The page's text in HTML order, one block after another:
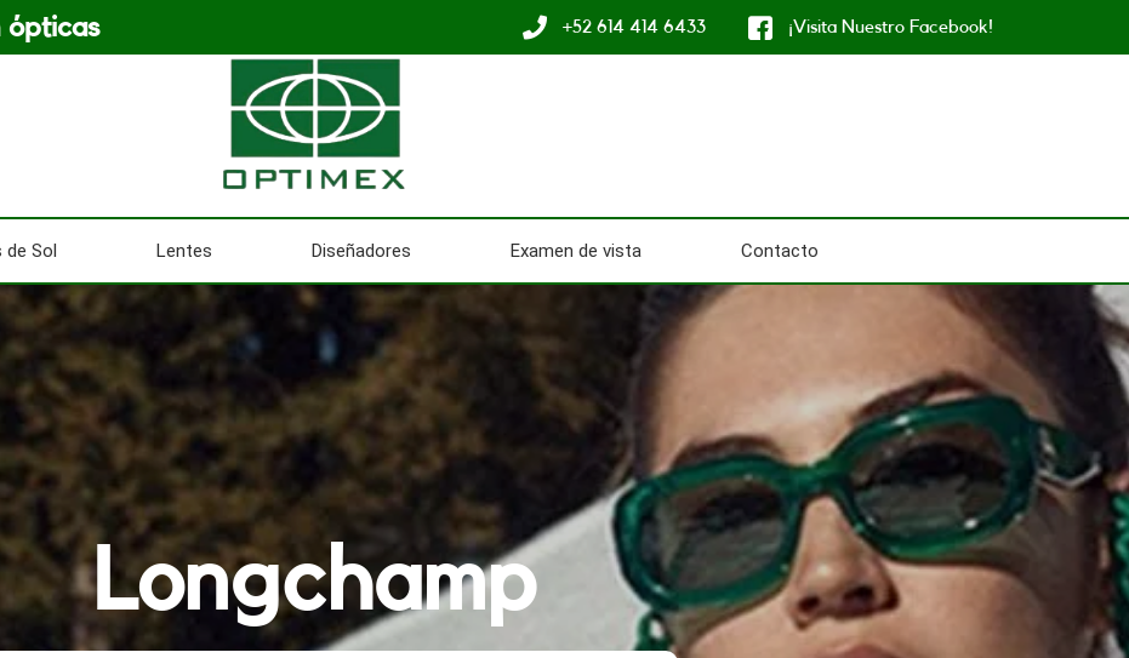
ópticas +52 614 414 6433 ¡Visita Nuestro Facebook!
de Sol Lentes Diseñadores Examen de vista Contacto
Longchamp